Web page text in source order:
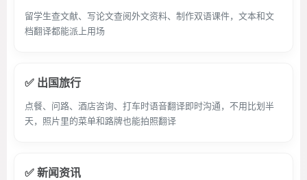
留学生查文献、写论文查阅外文资料、制作双语课件，文本和文
档翻译都能派上用场
✅ 出国旅行
点餐、问路、酒店咨询、打车时语音翻译即时沟通，不用比划半
天，照片里的菜单和路牌也能拍照翻译
✅ 新闻资讯